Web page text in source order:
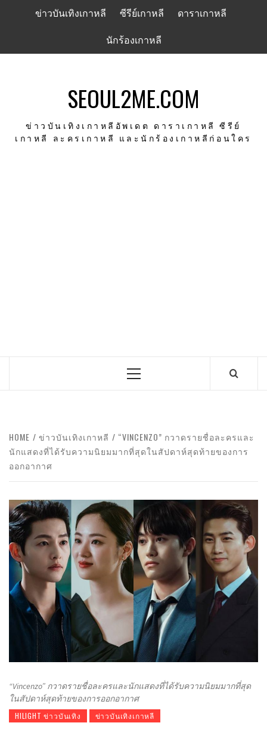
ข่าวบันเทิงเกาหลี ซีรีย์เกาหลี ดาราเกาหลี
นักร้องเกาหลี
SEOUL2ME.COM
ข่าวบันเทิงเกาหลีอัพเดต ดาราเกาหลี ซีรีย์
เกาหลี ละครเกาหลี และนักร้องเกาหลีก่อนใคร
Primary
HOME ข่าวบันเทิงเกาหลี
“VINCENZO” กวาดรายชื่อละครและ
นักแสดงที่ได้รับความนิยมมากที่สุดในสัปดาห์สุดท้ายของการ
ออกอากาศ
“Vincenzo” กวาดรายชื่อละครและนักแสดงที่ได้รับความนิยมมากที่สุด
ในสัปดาห์สุดท้ายของการออกอากาศ
HILIGHT ข่าวบันเทิง ข่าวบันเทิงเกาหลี